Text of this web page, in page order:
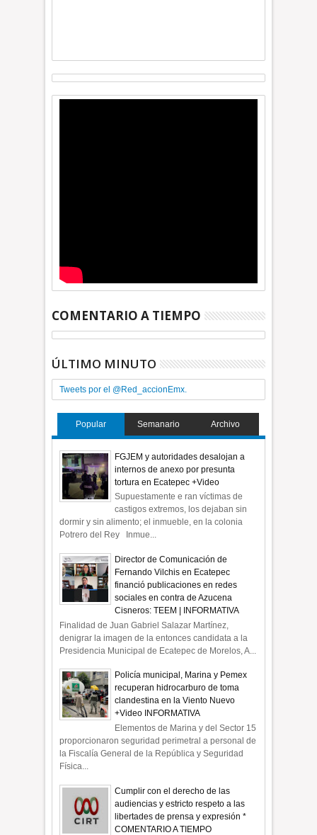
COMENTARIO A TIEMPO
ÚLTIMO MINUTO
Tweets por el @Red_accionEmx.
Popular Semanario Archivo
FGJEM y autoridades desalojan a
internos de anexo por presunta
tortura en Ecatepec +Video
Supuestamente e ran víctimas de
castigos extremos, los dejaban sin
dormir y sin alimento; el inmueble, en la colonia
Potrero del Rey Inmue...
Director de Comunicación de
Fernando Vilchis en Ecatepec
financió publicaciones en redes
sociales en contra de Azucena
Cisneros: TEEM | INFORMATIVA
Finalidad de Juan Gabriel Salazar Martínez,
denigrar la imagen de la entonces candidata a la
Presidencia Municipal de Ecatepec de Morelos, A...
Policía municipal, Marina y Pemex
recuperan hidrocarburo de toma
clandestina en la Viento Nuevo
+Video INFORMATIVA
Elementos de Marina y del Sector 15
proporcionaron seguridad perimetral a personal de
la Fiscalía General de la República y Seguridad
Física...
Cumplir con el derecho de las
audiencias y estricto respeto a las
libertades de prensa y expresión *
COMENTARIO A TIEMPO